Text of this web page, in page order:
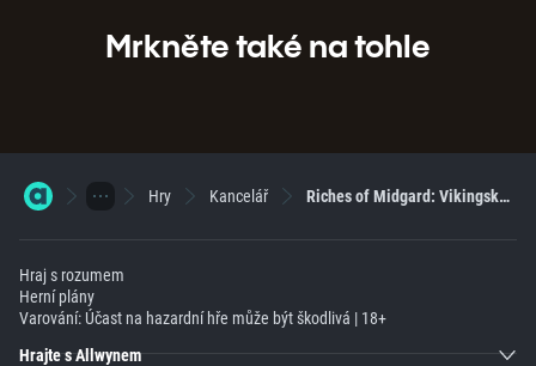
Mrkněte také na tohle
Hry Kancelář Riches of Midgard: Vikingská jízda za výhrou
Hraj s rozumem
Herní plány
Varování: Účast na hazardní hře může být škodlivá | 18+
Hrajte s Allwynem